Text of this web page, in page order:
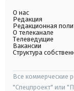
О нас
Редакция
Редакционная
О телеканале
Телеведущие
Вакансии
Структура
Все коммерческие
"Спецпроект" или